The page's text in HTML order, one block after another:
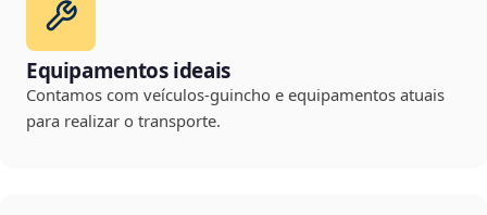
Equipamentos ideais
Contamos com veículos-guincho e equipamentos atuais
para realizar o transporte.